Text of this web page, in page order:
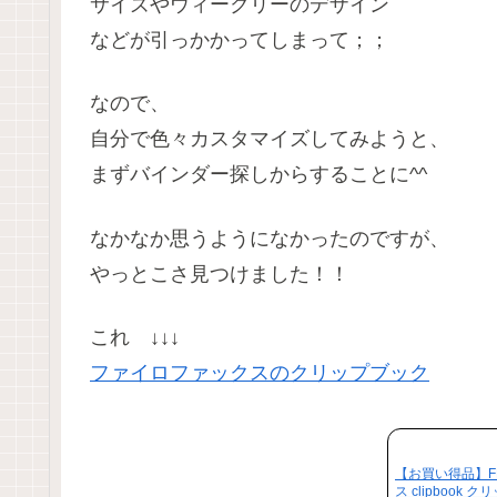
サイズやウィークリーのデザイン
などが引っかかってしまって；；
なので、
自分で色々カスタマイズしてみようと、
まずバインダー探しからすることに^^
なかなか思うようになかったのですが、
やっとこさ見つけました！！
これ ↓↓↓
ファイロファックスのクリップブック
【お買い得品】
ス clipbook ク